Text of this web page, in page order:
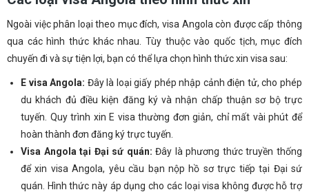
Ngoài việc phân loại theo mục đích, visa Angola còn được cấp thông
qua các hình thức khác nhau. Tùy thuộc vào quốc tịch, mục đích
chuyến đi và sự tiện lợi, bạn có thể lựa chọn hình thức xin visa sau:
E visa Angola: Đây là loại giấy phép nhập cảnh điện tử, cho phép
du khách đủ điều kiện đăng ký và nhận chấp thuận sơ bộ trực
tuyến. Quy trình xin E visa thường đơn giản, chỉ mất vài phút để
hoàn thành đơn đăng ký trực tuyến.
Visa Angola tại Đại sứ quán: Đây là phương thức truyền thống
để xin visa Angola, yêu cầu bạn nộp hồ sơ trực tiếp tại Đại sứ
quán. Hình thức này áp dụng cho các loại visa không được hỗ trợ